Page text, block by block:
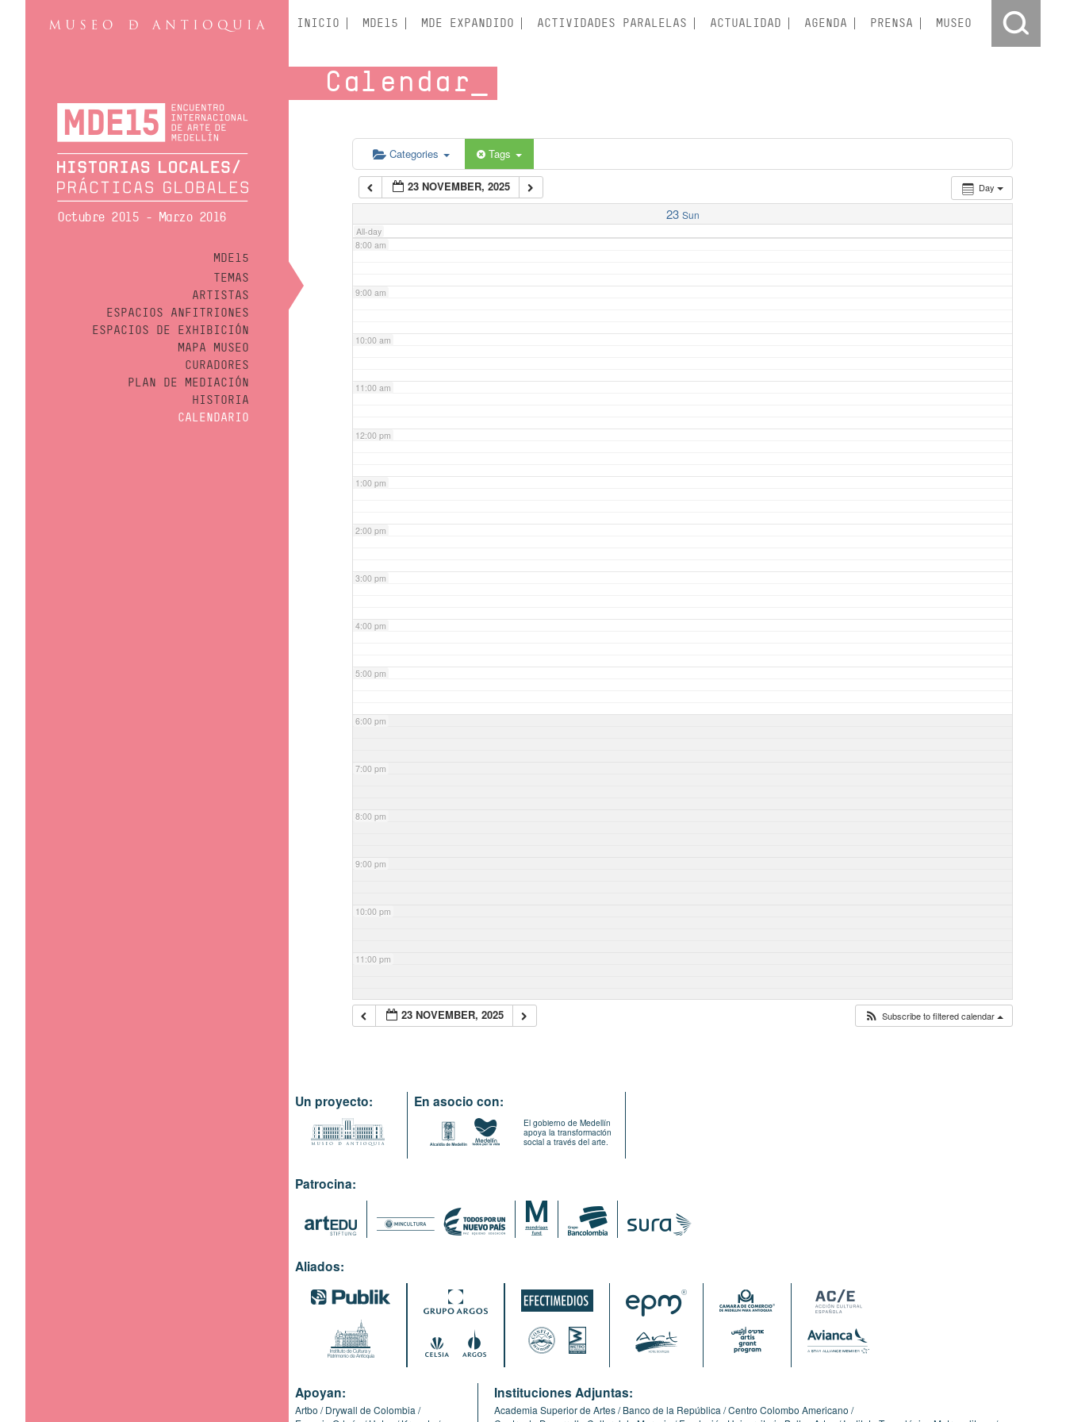
Octubre 2015 - Marzo 2016
MDE15
TEMAS
ARTISTAS
ESPACIOS ANFITRIONES
ESPACIOS DE EXHIBICIÓN
MAPA MUSEO
CURADORES
PLAN DE MEDIACIÓN
HISTORIA
CALENDARIO
INICIO MDE15 MDE EXPANDIDO ACTIVIDADES PARALELAS ACTUALIDAD AGENDA PRENSA MUSEO
Calendar
Categories Tags
Day
23 NOVEMBER, 2025
23 Sun
All-day
5:00 am
6:00 am
7:00 am
8:00 am
9:00 am
10:00 am
11:00 am
12:00 pm
1:00 pm
2:00 pm
3:00 pm
4:00 pm
5:00 pm
6:00 pm
7:00 pm
8:00 pm
9:00 pm
10:00 pm
11:00 pm
23 NOVEMBER, 2025 Subscribe to filtered calendar
Un proyecto: En asocio con:
El gobierno de Medellín
apoya la transformación
social a través del arte.
Patrocina:
Aliados:
Apoyan:
Artbo
Drywall de Colombia
Instituciones Adjuntas:
Academia Superior de Artes Banco de la República Centro Colombo Americano